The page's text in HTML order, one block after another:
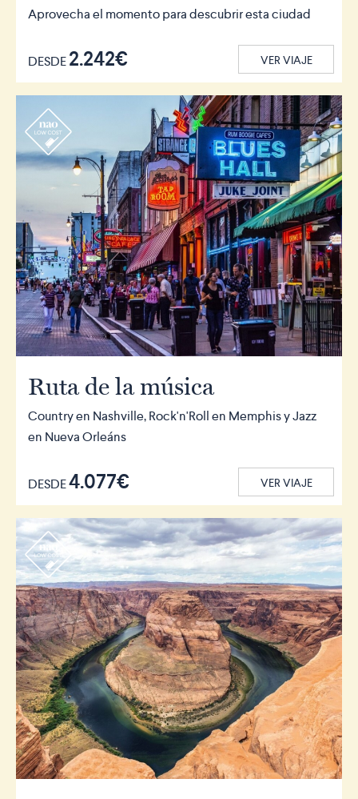
Aprovecha el momento para descubrir esta ciudad
DESDE2.242€ VER VIAJE
r
Ruta de la música
Country en Nashville, Rock'n'Roll en Memphis y Jazz
en Nueva Orleáns
DESDE4.077€ VER VIAJE
r